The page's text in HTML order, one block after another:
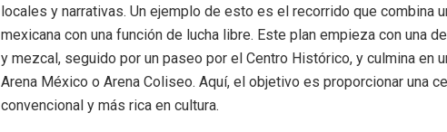
locales y narrativas. Un ejemplo de esto es el recorrido que combina
mexicana con una función de lucha libre. Este plan empieza con una
y mezcal, seguido por un paseo por el Centro Histórico, y culmina en
Arena México o Arena Coliseo. Aquí, el objetivo es proporcionar una
convencional y más rica en cultura.